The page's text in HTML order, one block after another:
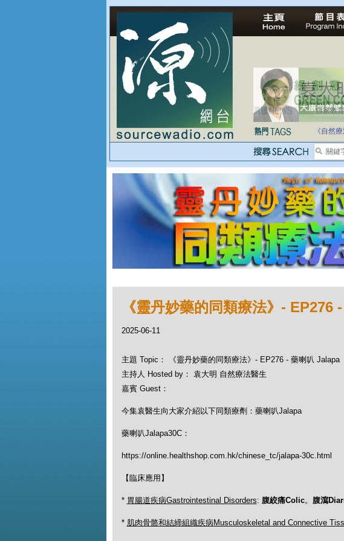
自家教
醫療有
《自然
《靈丹妙藥的同類療法》- EP276
2025-06-11
主題 Topic： 《靈丹妙藥的同類療法》- EP276 - 藥喇叭 Jalapa
主持人 Hosted by： 袁大明 自然療法醫生
嘉賓 Guest：
今集袁醫生向大家介紹以下同類療劑：藥喇叭Jalapa
藥喇叭Jalapa30C：
https://online.healthshop.com.hk/chinese_tc/jalapa-30c.html
【臨床應用】
* 胃腸道疾病Gastrointestinal Disorders: 腹絞痛Colic。 腹瀉
* 肌肉骨骼和結締組織疾病 Musculoskeletal and Connective